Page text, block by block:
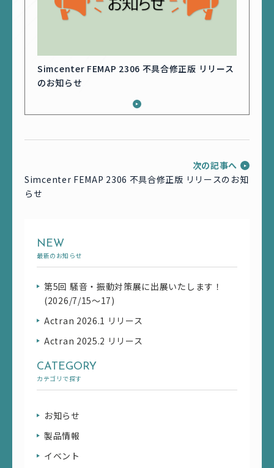
Simcenter FEMAP 2306 不具合修正版 リリース
のお知らせ
次の記事へ
Simcenter FEMAP 2306 不具合修正版 リリースのお知
らせ
NEW
最新のお知らせ
第5回 騒音・振動対策展に出展いたします！
(2026/7/15～17)
Actran 2026.1 リリース
Actran 2025.2 リリース
CATEGORY
カテゴリで探す
お知らせ
製品情報
イベント